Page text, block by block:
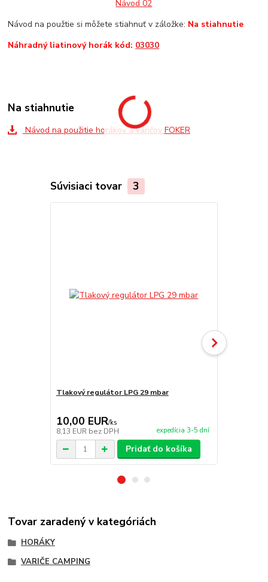
Návod 02
Návod na použtie si môžete stiahnuť v záložke: Na stiahnutie
Náhradný liatinový horák kód: 03030
Na stiahnutie
Návod na použitie horákov a varičov FOKER
Súvisiaci tovar 3
Tlakový regulátor LPG 29 mbar
10,00 EUR/ks
8,13 EUR bez DPH expedícia 3-5 dní
Pridať do košíka
Tovar zaradený v kategóriách
HORÁKY
VARIČE CAMPING